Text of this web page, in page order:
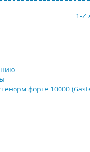
1-Z
форте 10000